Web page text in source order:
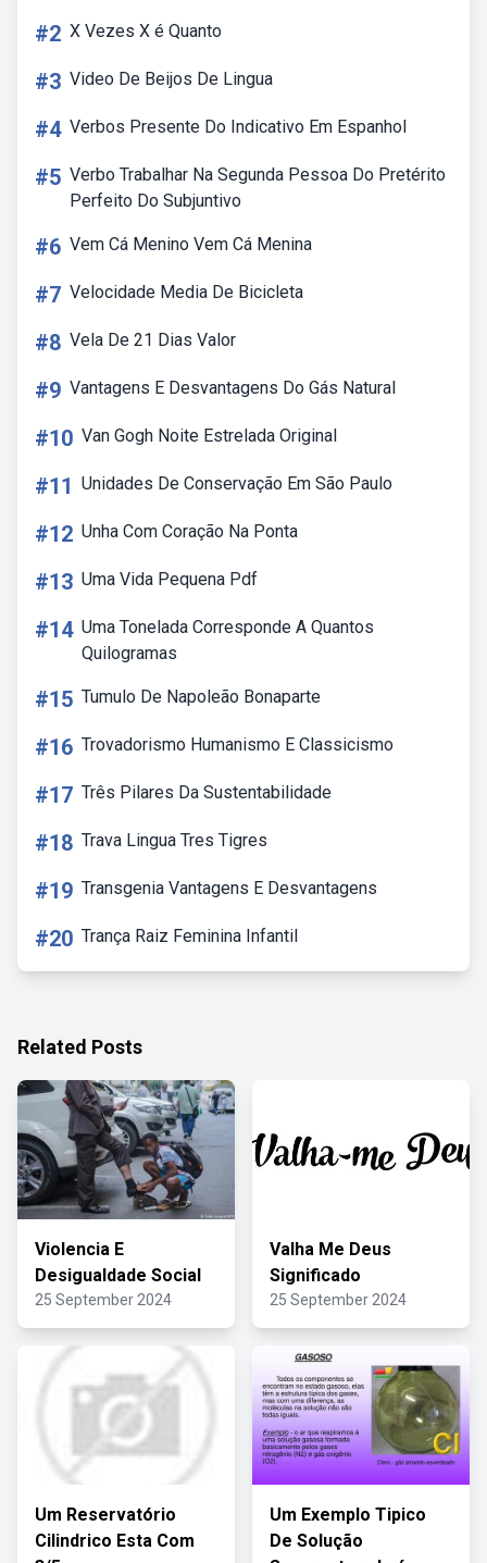
#2 X Vezes X é Quanto
#3 Video De Beijos De Lingua
#4 Verbos Presente Do Indicativo Em Espanhol
#5 Verbo Trabalhar Na Segunda Pessoa Do Pretérito
Perfeito Do Subjuntivo
#6 Vem Cá Menino Vem Cá Menina
#7 Velocidade Media De Bicicleta
#8 Vela De 21 Dias Valor
#9 Vantagens E Desvantagens Do Gás Natural
#10 Van Gogh Noite Estrelada Original
#11 Unidades De Conservação Em São Paulo
#12 Unha Com Coração Na Ponta
#13 Uma Vida Pequena Pdf
#14 Uma Tonelada Corresponde A Quantos
Quilogramas
#15 Tumulo De Napoleão Bonaparte
#16 Trovadorismo Humanismo E Classicismo
#17 Três Pilares Da Sustentabilidade
#18 Trava Lingua Tres Tigres
#19 Transgenia Vantagens E Desvantagens
#20 Trança Raiz Feminina Infantil
Related Posts
Violencia E
Desigualdade Social
25 September 2024
Valha Me Deus
Significado
25 September 2024
Um Reservatório
Cilindrico Esta Com
Um Exemplo Tipico
De Solução